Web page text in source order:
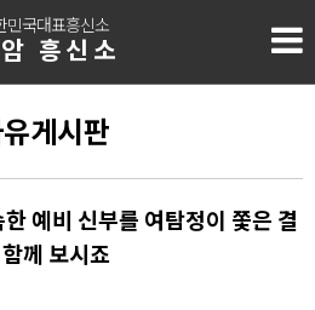
민국대표흥신소
흥신소
게시판
예비 신부를 여탐정이 쫓은 결
께 보시죠